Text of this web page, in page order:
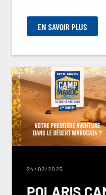
EN SAVOIR PLUS
24/02/2025
POLARIS